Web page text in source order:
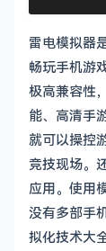
雷电模拟器
畅玩手机游
极高兼容性
能、高清手
就可以操控
竞技现场。
应用。使用
没有多部手
拟化技术大